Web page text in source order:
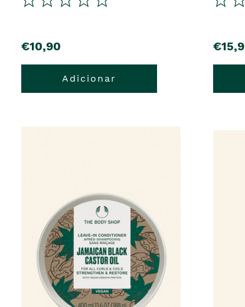
€10,90
Adicionar